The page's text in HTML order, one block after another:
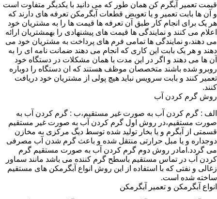
قیمت تعمیر آبگرم کن همان طور که می دانید با یکدیگر متفاوت است
و آن ها بابت تعمیر و یا تعویض قطعات آبگرمکن تعرفه های دارند که
هر یک برای انجام کار طبق آن تعرفه ها قیمت ها را به مشتریان خود
اعلام می کنند و نمایندگی ها قیمت های پیشنهادی را بهمشتریان ارائه
می دهند،و نمایندگی ها تمامی فرم های پرداخت به مشتریان خود می
دهند و هر یک بابت این کاری که انجام می دهند ضمانت نامه ای را به
آن ها می دهند و اگر در این مدت با همان مشکلات در دستگاه خود
روبرو شده باشند متخصصان موظف هستند که ان دستگاه را دوباره
تعمیر کنند و بابت سرویس نباید هیچ پولی از مشتریان خود دریافت
کنند.
روش گرم کردن آب
الف : گرم کردن آب به صورت غیر مستقیم،ب : گرم کردن آب به
صورت مستقیم،در روش اول گرم کردن آب به صورت غیر مستقیم
قسمتی از آبگرم و یا بخار تولید شده توسط دیگ مرکزی به مخازن
دوجداره و یا مبل حرارتی منتقل شده و باعث گرم شدن آب مصرفی
می گردد.امادر روش دوم گرم کردن آب به صورت مستقیم گرم
کردن آب در تماس مستقیم باسطح گرم کننده می باشد مانند سماور
زغالی و نفتی که با استفاده از این روش انواع آبگرمکن های مستقیم
ساخته شده است.
انواع آبگرمکن و تعمیر آبگرمکن